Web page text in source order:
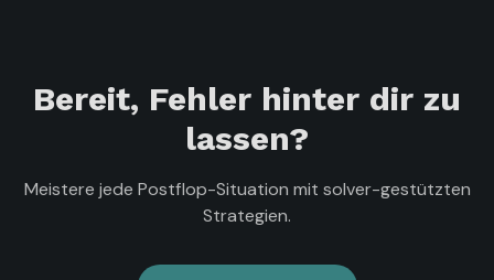
Bereit, Fehler hinter dir zu
lassen?
Meistere jede Postflop-Situation mit solver-gestützten
Strategien.